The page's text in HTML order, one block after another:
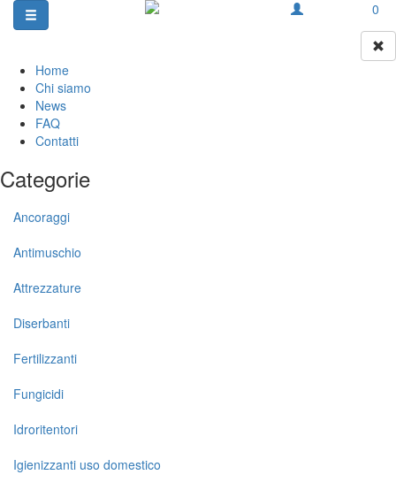
0
Home
Chi siamo
News
FAQ
Contatti
Categorie
Ancoraggi
Antimuschio
Attrezzature
Diserbanti
Fertilizzanti
Fungicidi
Idroritentori
Igienizzanti uso domestico